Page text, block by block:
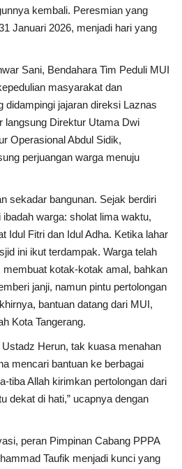
kembali. Peresmian yang
Januari 2026, menjadi hari yang
Sani, Bendahara Tim Peduli MUI
masyarakat dan
didampingi jajaran direksi Laznas
langsung Direktur Utama Dwi
Operasional Abdul Sidik,
perjuangan warga menuju
sekadar bangunan. Sejak berdiri
warga: sholat lima waktu,
Idul Fitri dan Idul Adha. Ketika lahar
ini ikut terdampak. Warga telah
membuat kotak-kotak amal, bahkan
janji, namun pintu pertolongan
bantuan datang dari MUI,
Kota Tangerang.
Herun, tak kuasa menahan
mencari bantuan ke berbagai
tiba Allah kirimkan pertolongan dari
dekat di hati,” ucapnya dengan
peran Pimpinan Cabang PPPA
Taufik menjadi kunci yang